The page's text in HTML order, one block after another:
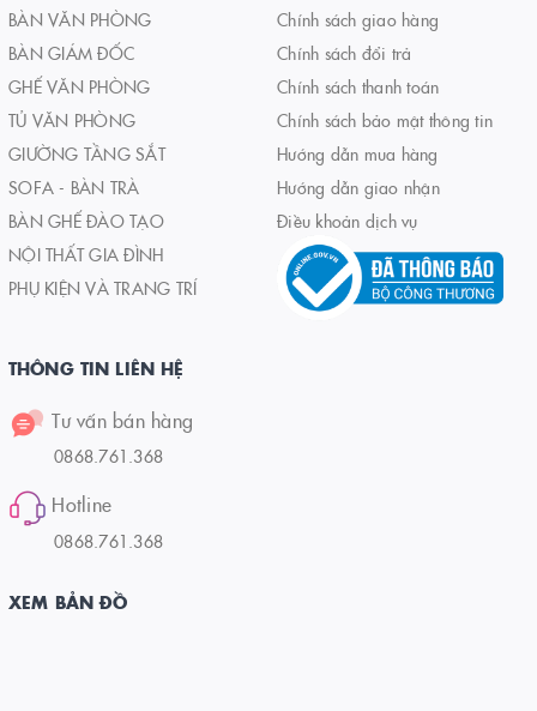
BÀN VĂN PHÒNG
BÀN GIÁM ĐỐC
GHẾ VĂN PHÒNG
TỦ VĂN PHÒNG
GIƯỜNG TẦNG SẮT
SOFA - BÀN TRÀ
BÀN GHẾ ĐÀO TẠO
NỘI THẤT GIA ĐÌNH
PHỤ KIỆN VÀ TRANG TRÍ
Chính sách giao hàng
Chính sách đổi trả
Chính sách thanh toán
Chính sách bảo mật thông tin
Hướng dẫn mua hàng
Hướng dẫn giao nhận
Điều khoản dịch vụ
THÔNG TIN LIÊN HỆ
Tư vấn bán hàng
0868.761.368
Hotline
0868.761.368
XEM BẢN ĐỒ